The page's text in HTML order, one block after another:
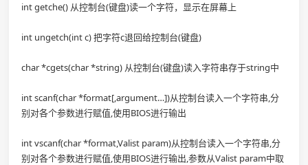
int getche() 从控制台(键盘)读一个字符，显示在屏幕上
int ungetch(int c) 把字符c退回给控制台(键盘)
char *cgets(char *string) 从控制台(键盘)读入字符串存于string中
int scanf(char *format[,argument…])从控制台读入一个字符串,分
别对各个参数进行赋值,使用BIOS进行输出
int vscanf(char *format,Valist param)从控制台读入一个字符串,分
别对各个参数进行赋值,使用BIOS进行输出,参数从Valist param中取